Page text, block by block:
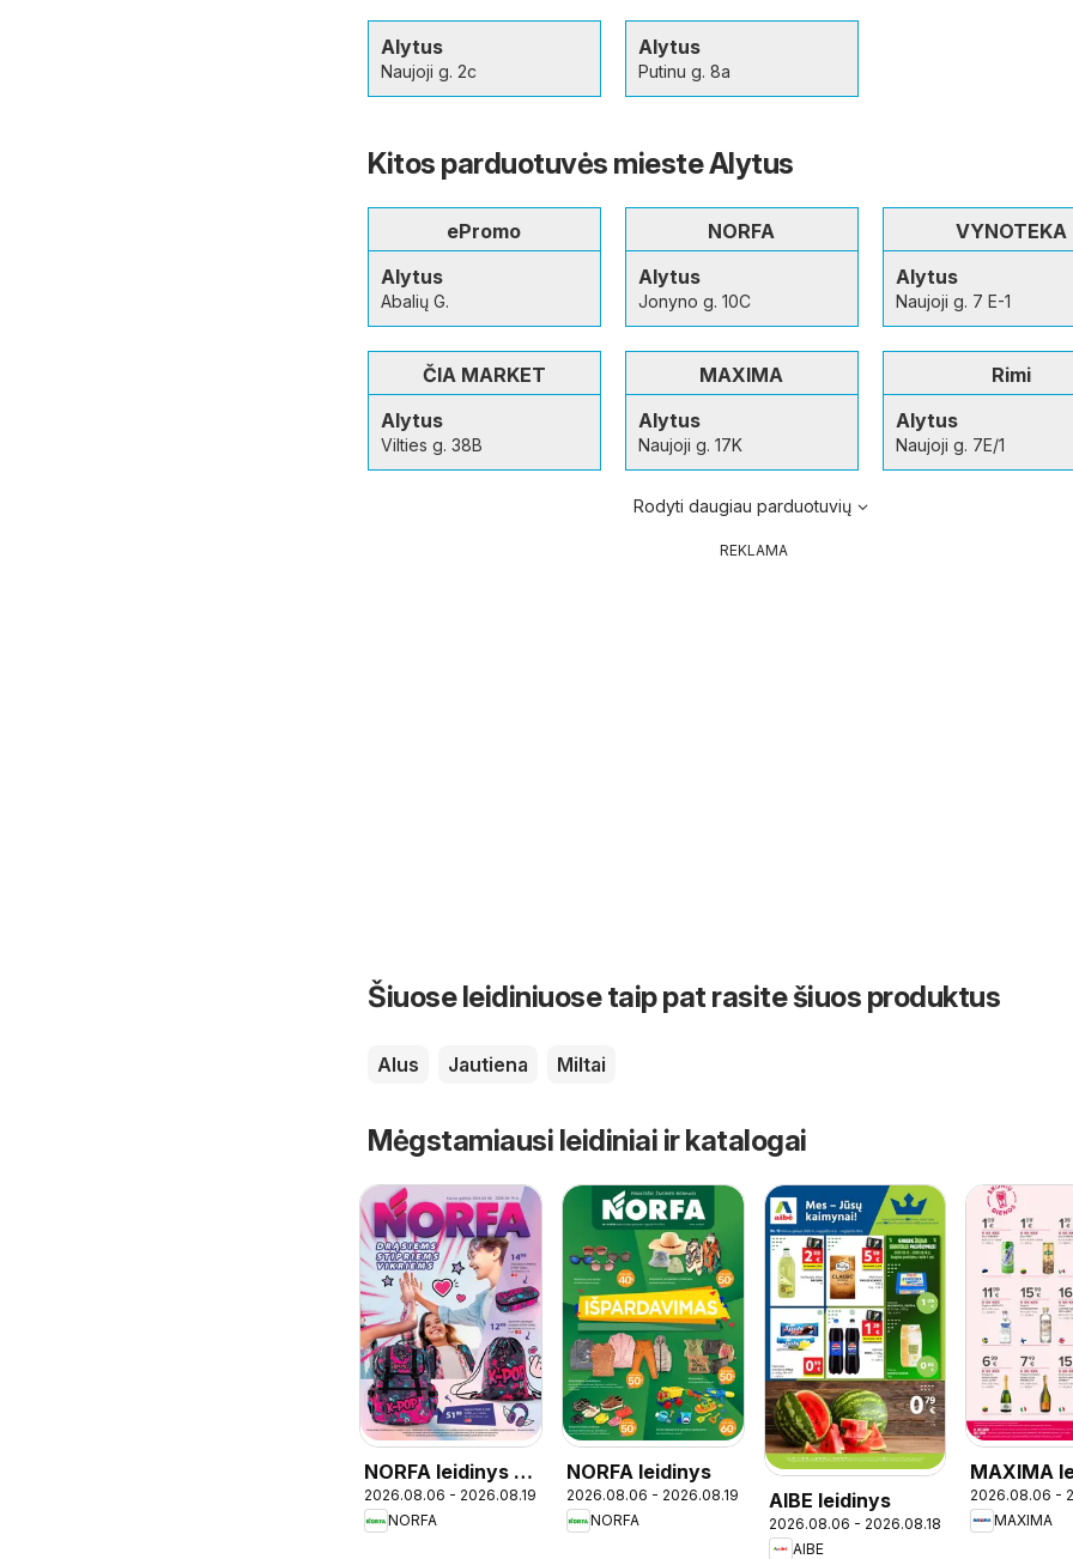
Alytus
Naujoji g. 2c
Alytus
Putinu g. 8a
Kitos parduotuvės mieste Alytus
ePromo
Alytus
Abalių G.
NORFA
Alytus
Jonyno g. 10C
VYNOTEKA
Alytus
Naujoji g. 7 E-1
ČIA MARKET
Alytus
Vilties g. 38B
MAXIMA
Alytus
Naujoji g. 17K
Rimi
Alytus
Naujoji g. 7E/1
Rodyti daugiau parduotuvių
REKLAMA
Šiuose leidiniuose taip pat rasite šiuos produktus
Alus Jautiena Miltai
Mėgstamiausi leidiniai ir katalogai
NORFA leidinys -
Mokykla
2026.08.06 - 2026.08.19
NORFA
NORFA leidinys
2026.08.06 - 2026.08.19
NORFA
AIBE leidinys
2026.08.06 - 2026.08.18
AIBE
MAXIMA
- Skonių
2026.08.06 -
MAXIMA